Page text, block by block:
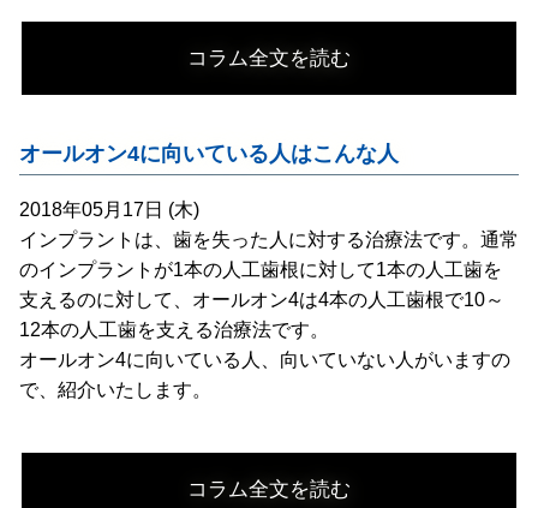
コラム全文を読む
オールオン4に向いている人はこんな人
2018年05月17日 (木)
インプラントは、歯を失った人に対する治療法です。通常
のインプラントが1本の人工歯根に対して1本の人工歯を
支えるのに対して、オールオン4は4本の人工歯根で10～
12本の人工歯を支える治療法です。
オールオン4に向いている人、向いていない人がいますの
で、紹介いたします。
コラム全文を読む